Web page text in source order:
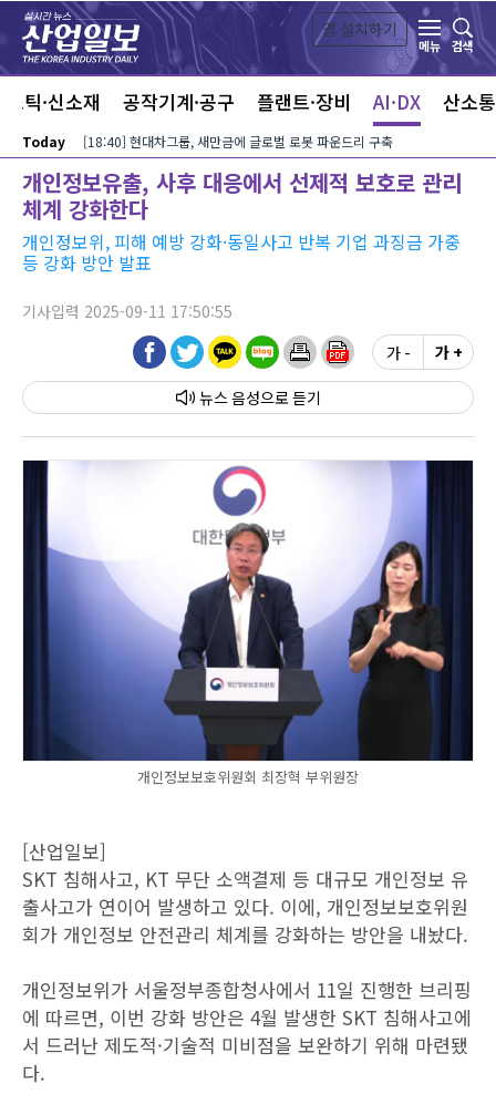
본문 바로가기
앱 설치하기
메뉴
검색
틱·신소재 공작기계·공구 플랜트·장비 AI·DX 산소통
Today [18:40] 현대차그룹, 새만금에 글로벌 로봇 파운드리 구축
개인정보유출, 사후 대응에서 선제적 보호로 관리
체계 강화한다
개인정보위, 피해 예방 강화·동일사고 반복 기업 과징금 가중
등 강화 방안 발표
기사입력 2025-09-11 17:50:55
뉴스 음성
가 - 가 +
개인정보보호위원회 최장혁 부위원장
[산업일보]
SKT 침해사고, KT 무단 소액결제 등 대규모 개인정보 유
출사고가 연이어 발생하고 있다. 이에, 개인정보보호위원
회가 개인정보 안전관리 체계를 강화하는 방안을 내놨다.
개인정보위가 서울정부종합청사에서 11일 진행한 브리핑
에 따르면, 이번 강화 방안은 4월 발생한 SKT 침해사고에
서 드러난 제도적·기술적 미비점을 보완하기 위해 마련됐
다.